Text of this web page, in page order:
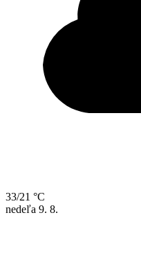
33/21 °C
nedeľa 9. 8.